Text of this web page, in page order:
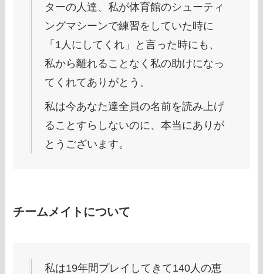
ターの人達、私が体育館のシューティ
ングマシーンで練習をしていた時に
「1人にしてくれ」と言った時にも、
私から離れることなく私の助けになっ
てくれてありがとう。
私は今あなた達全員の名前を読み上げ
ることすらしないのに、本当にありが
とうございます。
チームメイトについて
私は19年間プレイしてきて140人の恵